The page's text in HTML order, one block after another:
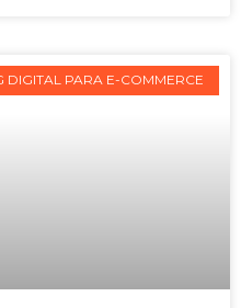
DIGITAL PARA E-COMMERCE